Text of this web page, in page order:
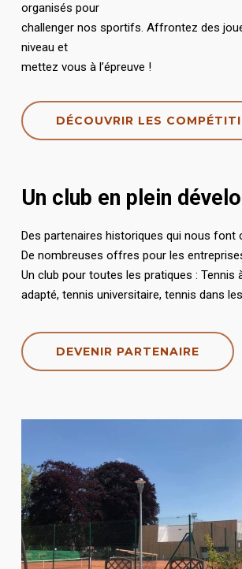
organisés pour
challenger nos sportifs. Affrontez des
niveau et
mettez vous à l’épreuve !
DÉCOUVRIR LES
Un club en plein
Des partenaires historiques qui nous font
De nombreuses offres pour les
Un club pour toutes les pratiques : Tennis
adapté, tennis universitaire, tennis dans
DEVENIR PARTENAIRE